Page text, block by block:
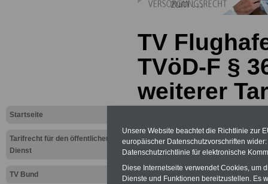
Startseite
Tarifrecht für den öffentlichen
Dienst
TV Bund
TV
TVöD-F §
weiterer
Unsere Website beachtet die Richtlinie zur
europäischer Datenschutzvorschriften
Datenschutzrichtlinie für elektronische
Diese Internetseite verwendet Cookies, um
Dienste und Funktionen bereitzustellen. Es